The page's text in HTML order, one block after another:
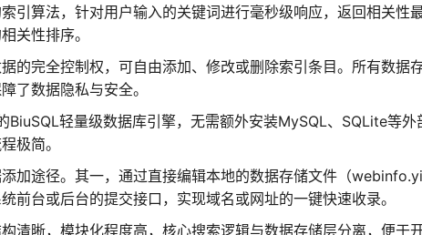
引算法，针对用户输入的关键词进行毫秒级响应，返回相关性
关性排序。
的完全控制权，可自由添加、修改或删除索引条目。所有数据
了数据隐私与安全。
BiuSQL轻量级数据库引擎，无需额外安装MySQL、SQLite等外
极简。
添加途径。其一，通过直接编辑本地的数据存储文件（
前台或后台的提交接口，实现域名或网址的一键快速收录。
清晰，模块化程度高，核心搜索逻辑与数据存储层分离，便于